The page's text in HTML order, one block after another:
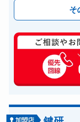
そ
玄関カギ修
玄関カギ作
玄関カギ交換
バイクカギ開